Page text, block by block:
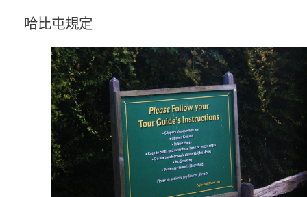
哈比屯規定